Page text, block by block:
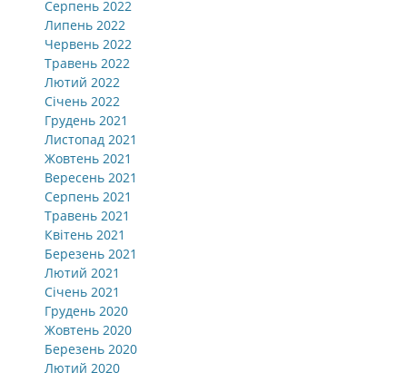
Серпень 2022
Липень 2022
Червень 2022
Травень 2022
Лютий 2022
Січень 2022
Грудень 2021
Листопад 2021
Жовтень 2021
Вересень 2021
Серпень 2021
Травень 2021
Квітень 2021
Березень 2021
Лютий 2021
Січень 2021
Грудень 2020
Жовтень 2020
Березень 2020
Лютий 2020